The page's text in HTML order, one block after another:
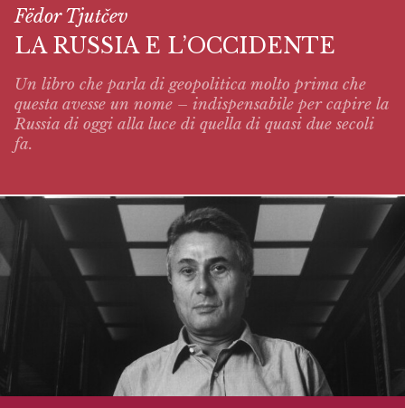
Fëdor Tjutčev
LA RUSSIA E L’OCCIDENTE
Un libro che parla di geopolitica molto prima che
questa avesse un nome – indispensabile per capire la
Russia di oggi alla luce di quella di quasi due secoli
fa.